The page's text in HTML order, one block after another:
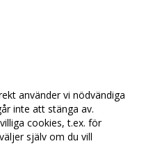
använder vi nödvändiga
inte att stänga av.
cookies, t.ex. för
själv om du vill